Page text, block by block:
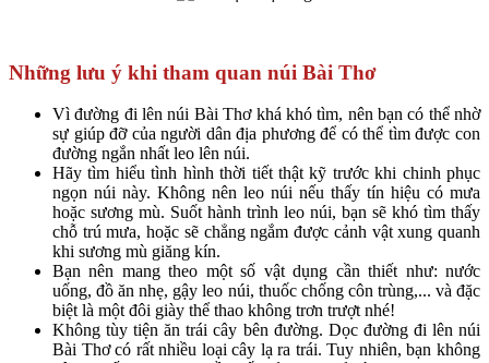
Những lưu ý khi tham quan núi Bài Thơ
Vì đường đi lên núi Bài Thơ khá khó tìm, nên bạn có thể nhờ
sự giúp đỡ của người dân địa phương để có thể tìm được con
đường ngắn nhất leo lên núi.
Hãy tìm hiểu tình hình thời tiết thật kỹ trước khi chinh phục
ngọn núi này. Không nên leo núi nếu thấy tín hiệu có mưa
hoặc sương mù. Suốt hành trình leo núi, bạn sẽ khó tìm thấy
chỗ trú mưa, hoặc sẽ chẳng ngắm được cảnh vật xung quanh
khi sương mù giăng kín.
Bạn nên mang theo một số vật dụng cần thiết như: nước
uống, đồ ăn nhẹ, gậy leo núi, thuốc chống côn trùng,... và đặc
biệt là một đôi giày thể thao không trơn trượt nhé!
Không tùy tiện ăn trái cây bên đường. Dọc đường đi lên núi
Bài Thơ có rất nhiều loại cây lạ ra trái. Tuy nhiên, bạn không